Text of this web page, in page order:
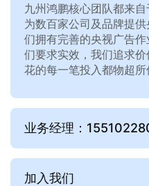
九州鸿鹏核心团队都来
为数百家公司及品牌提
们拥有完善的央视广告
们要求实效，我们追求
花的每一笔投入都物超所
业务经理：
加入我们